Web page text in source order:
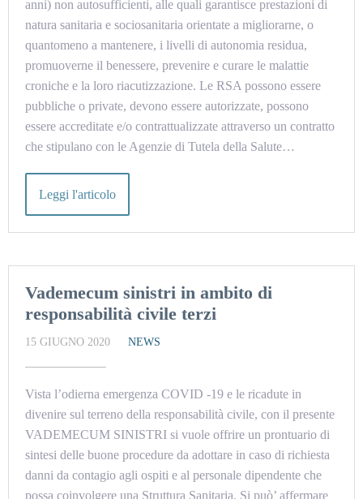
anni) non autosufficienti, alle quali garantisce prestazioni di
natura sanitaria e sociosanitaria orientate a migliorarne, o
quantomeno a mantenere, i livelli di autonomia residua,
promuoverne il benessere, prevenire e curare le malattie
croniche e la loro riacutizzazione. Le RSA possono essere
pubbliche o private, devono essere autorizzate, possono
essere accreditate e/o contrattualizzate attraverso un contratto
che stipulano con le Agenzie di Tutela della Salute…
Leggi l'articolo
Vademecum sinistri in ambito di
responsabilità civile terzi
15 GIUGNO 2020 NEWS
Vista l’odierna emergenza COVID -19 e le ricadute in
divenire sul terreno della responsabilità civile, con il presente
VADEMECUM SINISTRI si vuole offrire un prontuario di
sintesi delle buone procedure da adottare in caso di richiesta
danni da contagio agli ospiti e al personale dipendente che
possa coinvolgere una Struttura Sanitaria. Si può’ affermare